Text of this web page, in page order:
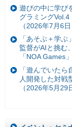
遊びの中に学び
グラミング
（2026年7月6日
「あそぶ＋学
監督がAIと挑む
「NOA Games
「遊んでいた
人開発した対戦
（2026年5月29